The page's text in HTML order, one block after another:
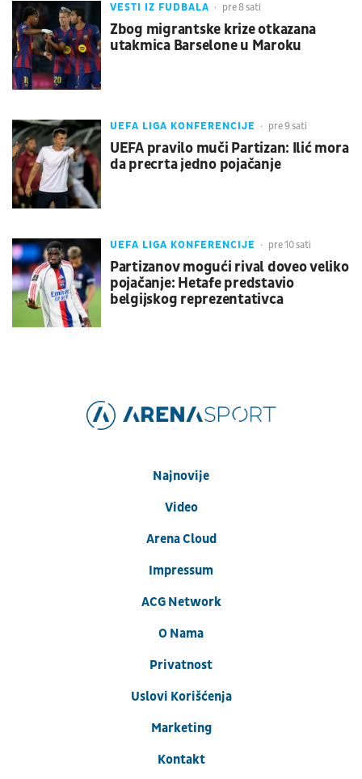
VESTI IZ FUDBALA pre 8 sati
Zbog migrantske krize otkazana
utakmica Barselone u Maroku
UEFA LIGA KONFERENCIJE pre 9 sati
UEFA pravilo muči Partizan: Ilić mora
da precrta jedno pojačanje
UEFA LIGA KONFERENCIJE pre 10 sati
Partizanov mogući rival doveo veliko
pojačanje: Hetafe predstavio
belgijskog reprezentativca
Najnovije
Video
Arena Cloud
Impressum
ACG Network
O Nama
Privatnost
Uslovi Korišćenja
Marketing
Kontakt